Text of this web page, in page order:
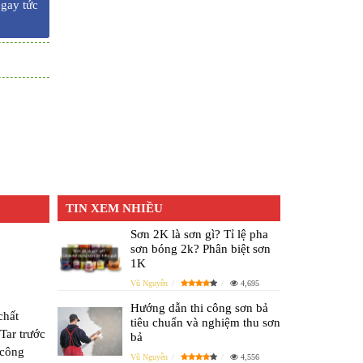
tức
trước
TIN XEM NHIỀU
Sơn 2K là sơn gì? Tỉ lệ pha
sơn bóng 2k? Phân biệt sơn
1K
Vũ Nguyễn 4,695
Hướng dẫn thi công sơn bả
tiêu chuẩn và nghiệm thu sơn
bả
Vũ Nguyễn 4,556